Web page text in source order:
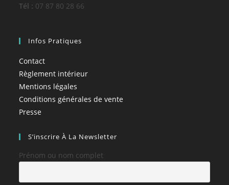
Tél : 07 87 80 28 66
Infos Pratiques
Contact
Règlement intérieur
Mentions légales
Conditions générales de vente
Presse
S’inscrire À La Newsletter
Prénom ou nom complet